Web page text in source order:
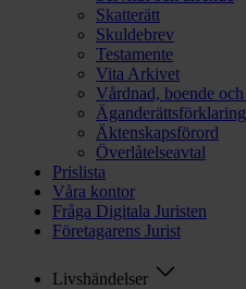
Skatterätt
Skuldebrev
Testamente
Vita Arkivet
Vårdnad, boende
Äganderättsförklaring
Äktenskapsförord
Överlåtelseavtal
Prislista
Våra kontor
Fråga Digitala Juristen
Företagarens Jurist
Livshändelser